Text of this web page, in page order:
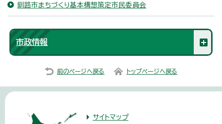
釧路市まちづくり基本構想策定市民委員会
市政情報
前のページへ戻る トップページへ戻る
サイトマップ